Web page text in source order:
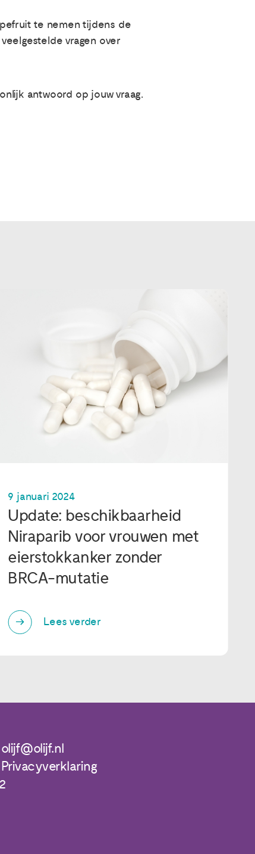
te nemen tijdens de
vragen over
antwoord op jouw vraag.
9 januari 2024
Update: beschikbaarheid
Niraparib voor vrouwen met
eierstokkanker zonder
BRCA-mutatie
Lees verder
olijf@olijf.nl
Privacyverklaring